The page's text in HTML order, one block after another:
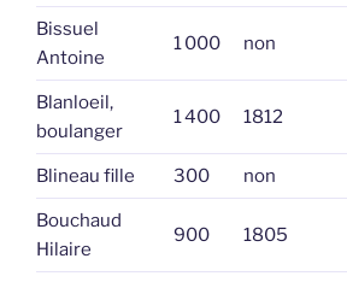
Bissuel
Antoine
1 000 non
Blanloeil,
boulanger
1 400 1812
Blineau fille 300 non
Bouchaud
Hilaire
900 1805